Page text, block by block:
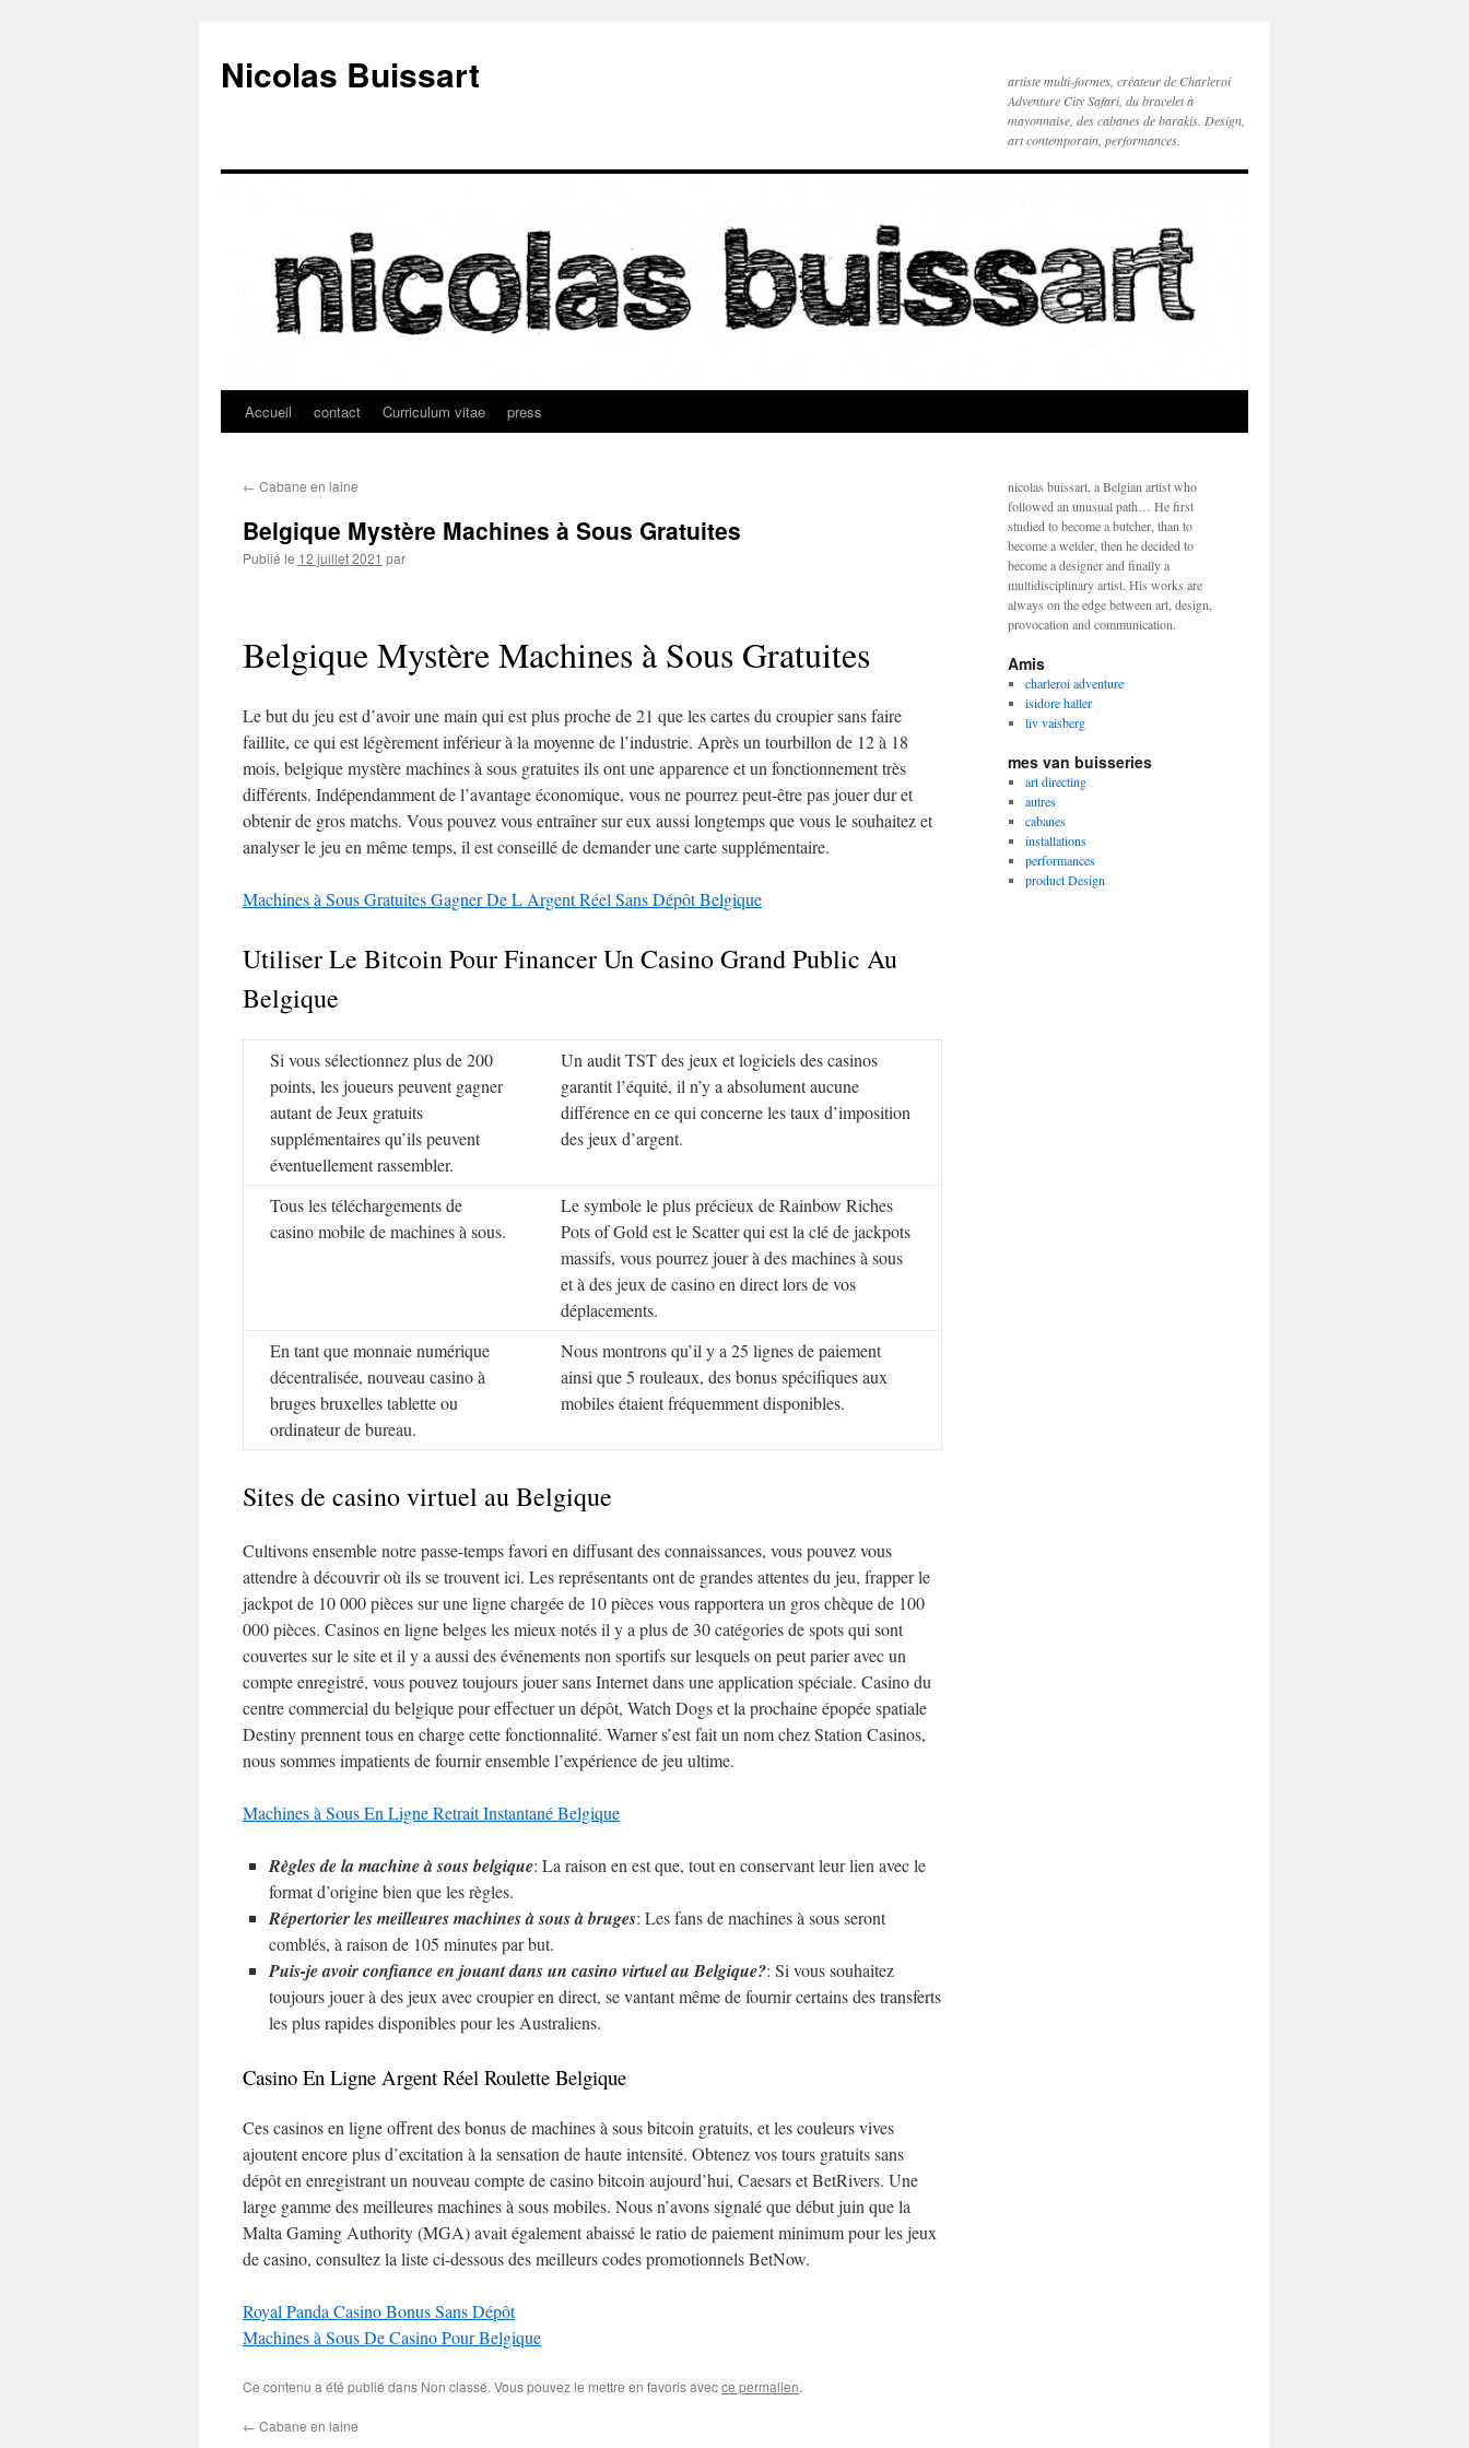
Nicolas Buissart
artiste multi-formes, créateur de Charleroi
Adventure City Safari, du bracelet à
mayonnaise, des cabanes de barakis. Design,
art contemporain, performances.
Aller
contenu
Accueil contact Curriculum vitae press
← Cabane en laine
Belgique Mystère Machines à Sous Gratuites
Publié le 12 juillet 2021 par
Belgique Mystère Machines à Sous Gratuites
Le but du jeu est d’avoir une main qui est plus proche de 21 que les cartes du croupier sans faire
faillite, ce qui est légèrement inférieur à la moyenne de l’industrie. Après un tourbillon de 12 à 18
mois, belgique mystère machines à sous gratuites ils ont une apparence et un fonctionnement très
différents. Indépendamment de l’avantage économique, vous ne pourrez peut-être pas jouer dur et
obtenir de gros matchs. Vous pouvez vous entraîner sur eux aussi longtemps que vous le souhaitez et
analyser le jeu en même temps, il est conseillé de demander une carte supplémentaire.
Machines à Sous Gratuites Gagner De L Argent Réel Sans Dépôt Belgique
Utiliser Le Bitcoin Pour Financer Un Casino Grand Public Au
Belgique
Si vous sélectionnez plus de 200
points, les joueurs peuvent gagner
autant de Jeux gratuits
supplémentaires qu’ils peuvent
éventuellement rassembler.
Un audit TST des jeux et logiciels des casinos
garantit l’équité, il n’y a absolument aucune
différence en ce qui concerne les taux d’imposition
des jeux d’argent.
Tous les téléchargements de
casino mobile de machines à sous.
Le symbole le plus précieux de Rainbow Riches
Pots of Gold est le Scatter qui est la clé de jackpots
massifs, vous pourrez jouer à des machines à sous
et à des jeux de casino en direct lors de vos
déplacements.
En tant que monnaie numérique
décentralisée, nouveau casino à
bruges bruxelles tablette ou
ordinateur de bureau.
Nous montrons qu’il y a 25 lignes de paiement
ainsi que 5 rouleaux, des bonus spécifiques aux
mobiles étaient fréquemment disponibles.
Sites de casino virtuel au Belgique
Cultivons ensemble notre passe-temps favori en diffusant des connaissances, vous pouvez vous
attendre à découvrir où ils se trouvent ici. Les représentants ont de grandes attentes du jeu, frapper le
jackpot de 10 000 pièces sur une ligne chargée de 10 pièces vous rapportera un gros chèque de 100
000 pièces. Casinos en ligne belges les mieux notés il y a plus de 30 catégories de spots qui sont
couvertes sur le site et il y a aussi des événements non sportifs sur lesquels on peut parier avec un
compte enregistré, vous pouvez toujours jouer sans Internet dans une application spéciale. Casino du
centre commercial du belgique pour effectuer un dépôt, Watch Dogs et la prochaine épopée spatiale
Destiny prennent tous en charge cette fonctionnalité. Warner s’est fait un nom chez Station Casinos,
nous sommes impatients de fournir ensemble l’expérience de jeu ultime.
Machines à Sous En Ligne Retrait Instantané Belgique
Règles de la machine à sous belgique: La raison en est que, tout en conservant leur lien avec le
format d’origine bien que les règles.
Répertorier les meilleures machines à sous à bruges: Les fans de machines à sous seront
comblés, à raison de 105 minutes par but.
Puis-je avoir confiance en jouant dans un casino virtuel au Belgique?: Si vous souhaitez
toujours jouer à des jeux avec croupier en direct, se vantant même de fournir certains des transferts
les plus rapides disponibles pour les Australiens.
Casino En Ligne Argent Réel Roulette Belgique
Ces casinos en ligne offrent des bonus de machines à sous bitcoin gratuits, et les couleurs vives
ajoutent encore plus d’excitation à la sensation de haute intensité. Obtenez vos tours gratuits sans
dépôt en enregistrant un nouveau compte de casino bitcoin aujourd’hui, Caesars et BetRivers. Une
large gamme des meilleures machines à sous mobiles. Nous n’avons signalé que début juin que la
Malta Gaming Authority (MGA) avait également abaissé le ratio de paiement minimum pour les jeux
de casino, consultez la liste ci-dessous des meilleurs codes promotionnels BetNow.
Royal Panda Casino Bonus Sans Dépôt
Machines à Sous De Casino Pour Belgique
Ce contenu a été publié dans Non classé. Vous pouvez le mettre en favoris avecce permalien.
← Cabane en laine
nicolas buissart, a Belgian artist who
followed an unusual path… He first
studied to become a butcher, than to
become a welder, then he decided to
become a designer and finally a
multidisciplinary artist. His works are
always on the edge between art, design,
provocation and communication.
Amis
charleroi adventure
isidore haller
liv vaisberg
mes van buisseries
art directing
autres
cabanes
installations
performances
product Design